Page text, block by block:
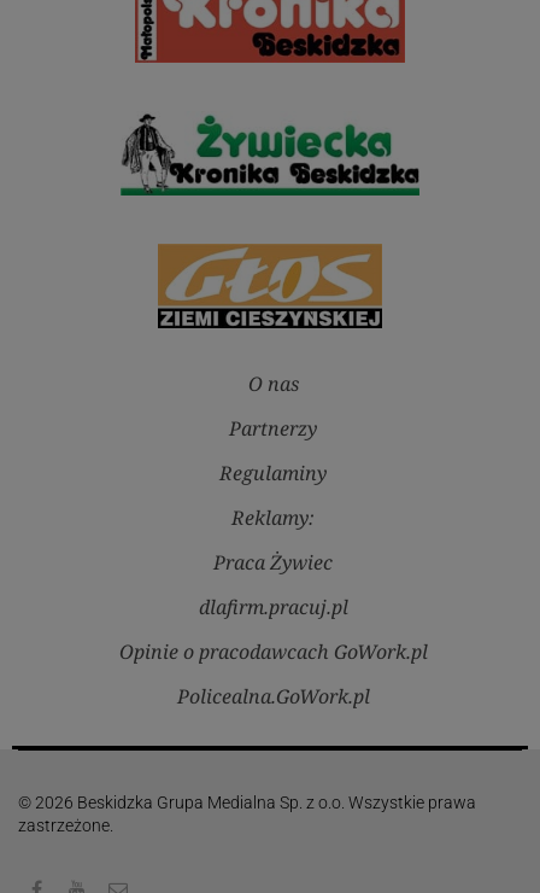
O nas
Partnerzy
Regulaminy
Reklamy:
Praca Żywiec
dlafirm.pracuj.pl
Opinie o pracodawcach GoWork.pl
Policealna.GoWork.pl
© 2026 Beskidzka Grupa Medialna Sp. z o.o. Wszystkie prawa
zastrzeżone.